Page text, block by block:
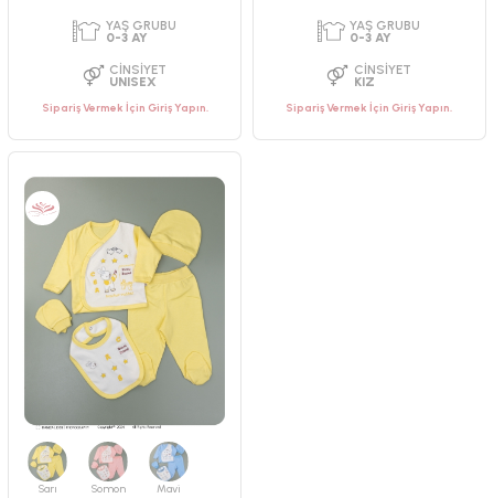
PAKET ADEDI
2ADET
0-3 AY
CINSIYET
ERKEK
Sipariş Vermek İçin Giriş Yapın. Sipariş Vermek İçin Giriş Yapın.
Sarı Somon Mavi